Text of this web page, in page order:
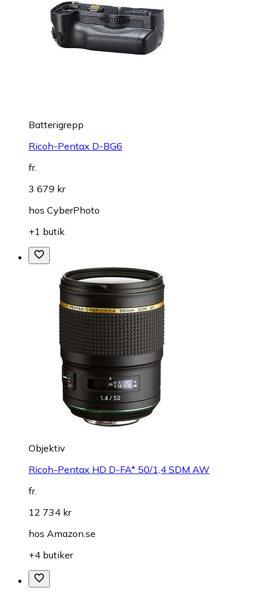
Batterigrepp
Ricoh-Pentax D-BG6
fr.
3 679 kr
hos CyberPhoto
+1 butik
Objektiv
Ricoh-Pentax HD D-FA* 50/1,4 SDM AW
fr.
12 734 kr
hos Amazon.se
+4 butiker